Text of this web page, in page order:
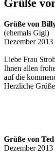
Grüße
Grüße von
(ehemals Gigi)
Dezember 2013
Liebe Frau
Ihnen allen
auf die
Herzliche
Grüße von
Dezember 2013